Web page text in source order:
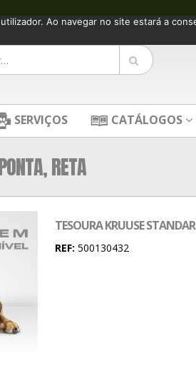
SERVIÇOS CATÁLOGOS
RETA
TESOURA KRUUSE
REF: 500130432
Ao navegar no site estará a